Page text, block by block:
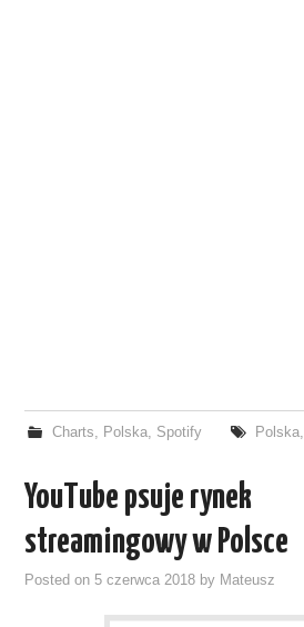
Charts, Polska, Spotify Polska,
YouTube psuje rynek
streamingowy w Polsce
Posted on5 czerwca 2018 by Mateusz